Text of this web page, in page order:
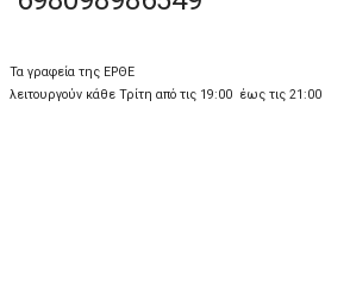
Τα γραφεία της ΕΡΘΕ
λειτουργούν κάθε Τρίτη από τις 19:00 έως τις 21:00